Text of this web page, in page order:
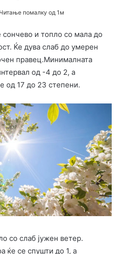
Читање помалку од 1м
и топло со мала до
Ќе дува слаб до умерен
правец.Минималната
од -4 до 2, а
од 17 до 23 степени.
со слаб јужен ветер.
ќе се спушти до 1, а